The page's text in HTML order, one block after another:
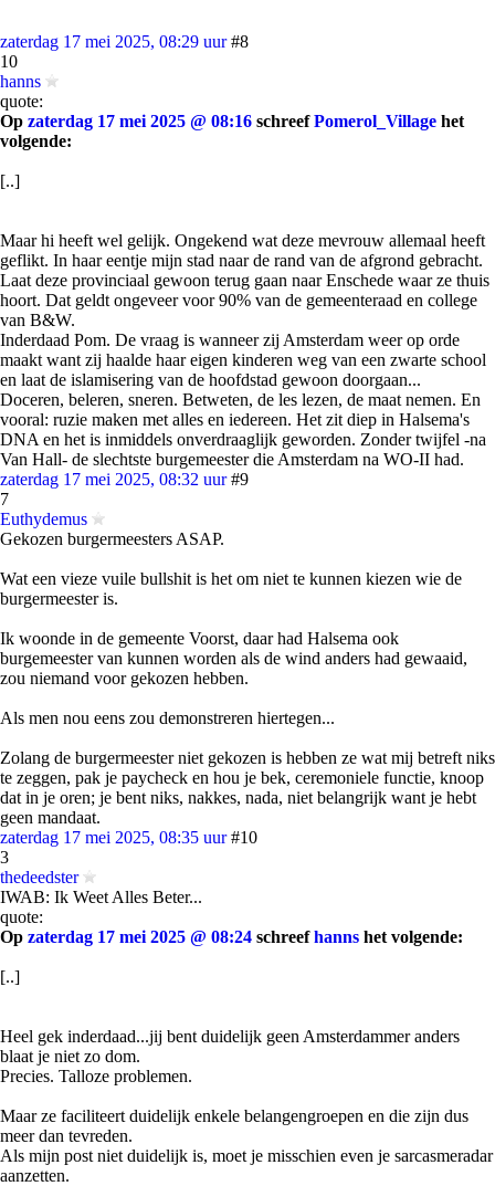
zaterdag 17 mei 2025, 08:29 uur #8
10
hanns
quote:
Op zaterdag 17 mei 2025 @ 08:16 schreefPomerol_Village het
volgende:
[..]
Maar hi heeft wel gelijk. Ongekend wat deze mevrouw allemaal heeft
geflikt. In haar eentje mijn stad naar de rand van de afgrond gebracht.
Laat deze provinciaal gewoon terug gaan naar Enschede waar ze thuis
hoort. Dat geldt ongeveer voor 90% van de gemeenteraad en college
van B&W.
Inderdaad Pom. De vraag is wanneer zij Amsterdam weer op orde
maakt want zij haalde haar eigen kinderen weg van een zwarte school
en laat de islamisering van de hoofdstad gewoon doorgaan...
Doceren, beleren, sneren. Betweten, de les lezen, de maat nemen. En
vooral: ruzie maken met alles en iedereen. Het zit diep in Halsema's
DNA en het is inmiddels onverdraaglijk geworden. Zonder twijfel -na
Van Hall- de slechtste burgemeester die Amsterdam na WO-II had.
zaterdag 17 mei 2025, 08:32 uur #9
7
Euthydemus
Gekozen burgermeesters ASAP.
Wat een vieze vuile bullshit is het om niet te kunnen kiezen wie de
burgermeester is.
Ik woonde in de gemeente Voorst, daar had Halsema ook
burgemeester van kunnen worden als de wind anders had gewaaid,
zou niemand voor gekozen hebben.
Als men nou eens zou demonstreren hiertegen...
Zolang de burgermeester niet gekozen is hebben ze wat mij betreft niks
te zeggen, pak je paycheck en hou je bek, ceremoniele functie, knoop
dat in je oren; je bent niks, nakkes, nada, niet belangrijk want je hebt
geen mandaat.
zaterdag 17 mei 2025, 08:35 uur #10
3
thedeedster
IWAB: Ik Weet Alles Beter...
quote:
Op zaterdag 17 mei 2025 @ 08:24 schreefhanns het volgende:
[..]
Heel gek inderdaad...jij bent duidelijk geen Amsterdammer anders
blaat je niet zo dom.
Precies. Talloze problemen.
Maar ze faciliteert duidelijk enkele belangengroepen en die zijn dus
meer dan tevreden.
Als mijn post niet duidelijk is, moet je misschien even je sarcasmeradar
aanzetten.